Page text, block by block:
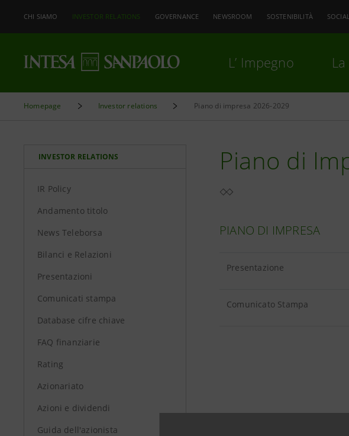
CHI SIAMO INVESTOR RELATIONS GOVERNANCE NEWSROOM SOSTENIBILITÀ
L’ Impegno
Homepage Investor relations Piano di impresa 2026-2029
INVESTOR RELATIONS
IR Policy
Andamento titolo
News Teleborsa
Bilanci e Relazioni
Presentazioni
Comunicati stampa
Database cifre chiave
FAQ finanziarie
Rating
Azionariato
Azioni e dividendi
Guida dell'azionista
Piano di
PIANO DI IMPRESA
Presentazione
Comunicato Stampa